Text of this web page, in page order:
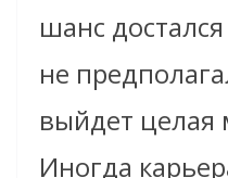
шанс
не
выйдет целая
Иногда